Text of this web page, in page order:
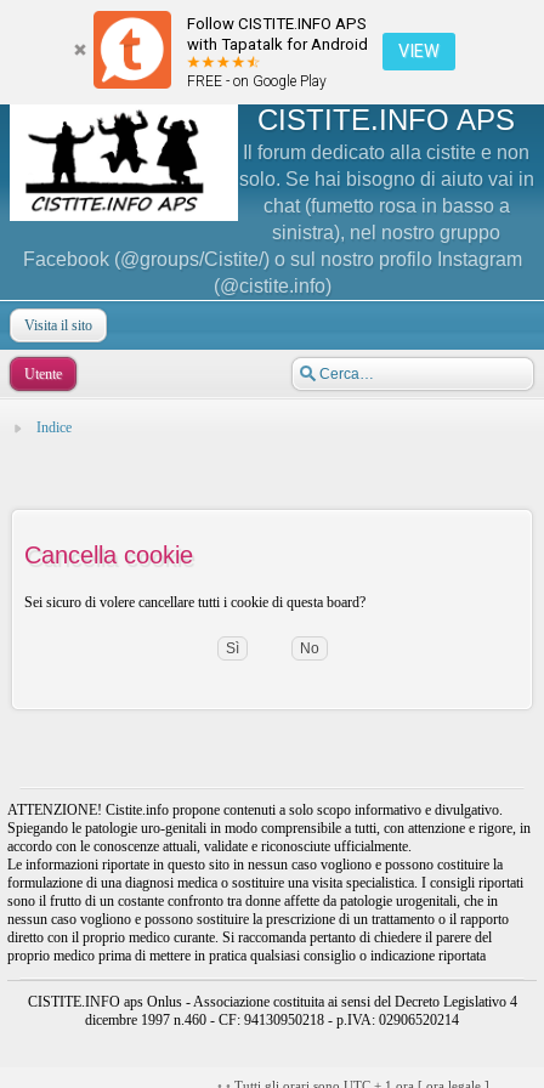
Follow CISTITE.INFO APS
with Tapatalk for Android
FREE - on Google Play
VIEW
CISTITE.INFO APS
Il forum dedicato alla cistite e non
solo. Se hai bisogno di aiuto vai in
chat (fumetto rosa in basso a
sinistra), nel nostro gruppo
Facebook (@groups/Cistite/) o sul nostro profilo Instagram
(@cistite.info)
Visita il sito
Utente
Indice
Cancella cookie
Sei sicuro di volere cancellare tutti i cookie di questa board?
ATTENZIONE! Cistite.info propone contenuti a solo scopo informativo e divulgativo.
Spiegando le patologie uro-genitali in modo comprensibile a tutti, con attenzione e rigore, in
accordo con le conoscenze attuali, validate e riconosciute ufficialmente.
Le informazioni riportate in questo sito in nessun caso vogliono e possono costituire la
formulazione di una diagnosi medica o sostituire una visita specialistica. I consigli riportati
sono il frutto di un costante confronto tra donne affette da patologie urogenitali, che in
nessun caso vogliono e possono sostituire la prescrizione di un trattamento o il rapporto
diretto con il proprio medico curante. Si raccomanda pertanto di chiedere il parere del
proprio medico prima di mettere in pratica qualsiasi consiglio o indicazione riportata
CISTITE.INFO aps Onlus - Associazione costituita ai sensi del Decreto Legislativo 4
dicembre 1997 n.460 - CF: 94130950218 - p.IVA: 02906520214